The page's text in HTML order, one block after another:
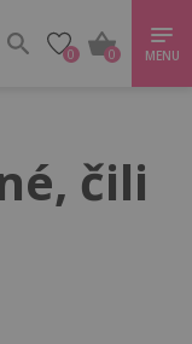
0 0 MENU
čili